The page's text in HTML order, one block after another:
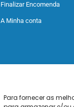
Para fornecer as
Finalizar Encomenda
A Minha conta